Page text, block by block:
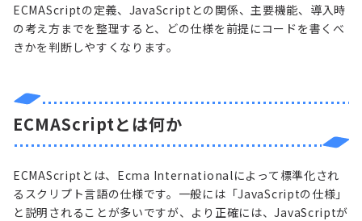
ECMAScriptの定義、JavaScriptとの関係、主要機能、導入時
の考え方までを整理すると、どの仕様を前提にコードを書くべ
きかを判断しやすくなります。
ECMAScriptとは何か
ECMAScriptとは、Ecma Internationalによって標準化され
るスクリプト言語の仕様です。一般には「JavaScriptの仕様」
と説明されることが多いですが、より正確には、JavaScriptが